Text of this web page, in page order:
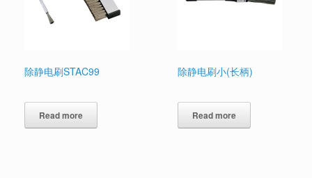
除静电刷STAC99
Read more
除静电刷小(长柄)
Read more